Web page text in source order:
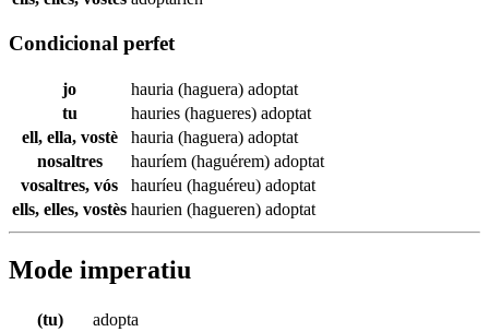
Condicional perfet
jo hauria (haguera) adoptat
tu
hauries (hagueres) adoptat
ell, ella, vostè
hauria (haguera) adoptat
nosaltres
hauríem (haguérem) adoptat
vosaltres, vós
hauríeu (haguéreu) adoptat
ells, elles, vostès haurien (hagueren) adoptat
Mode imperatiu
(tu)
adopta